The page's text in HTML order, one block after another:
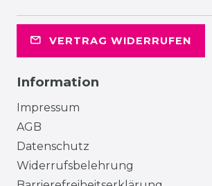
VERTRAG WIDERRUFEN
Information
Impressum
AGB
Datenschutz
Widerrufsbelehrung